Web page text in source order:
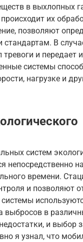
в выхлопных
их
позволяют
В
тревоги и
системы
нагрузке и
систем
непосредственно
времени.
и позволяют
выбросов в
и выбор
я узнал, что